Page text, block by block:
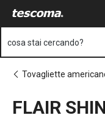
Vai
cosa stai cercando?
Tovagliette
FLAIR